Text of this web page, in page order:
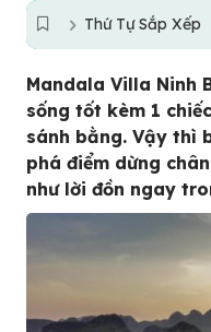
Thứ Tự Sắp Xếp
Mandala Villa Ninh
sống tốt kèm 1
sánh bằng. Vậy thì
phá điểm dừng
như lời đồn ngay